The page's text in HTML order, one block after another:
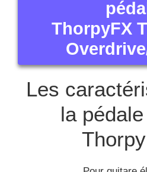
ThorpyFX
Les
la pédale